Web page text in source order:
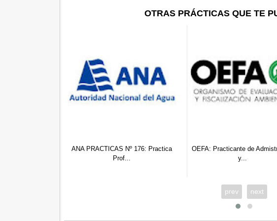
OTRAS PRÁCTICAS QUE TE
ANA PRACTICAS Nº 176: Practica
Prof...
OEFA: Practicante de
y...
prev next